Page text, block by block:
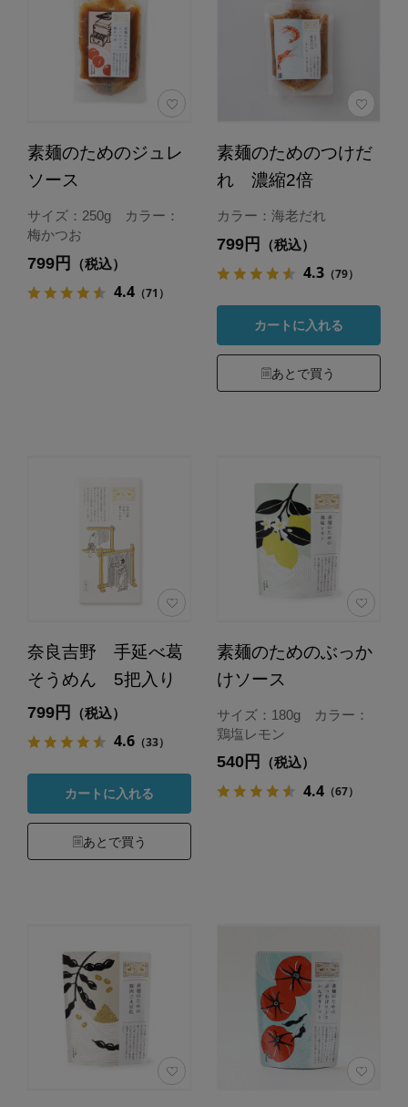
素麺のためのジュレ
ソース
サイズ：250g カラー：
梅かつお
799円 （税込）
4.4（71）
素麺のためのつけだ
れ 濃縮2倍
カラー：海老だれ
799円 （税込）
4.3（79）
カートに入れる
あとで買う
奈良吉野 手延べ葛
そうめん 5把入り
799円 （税込）
4.6（33）
カートに入れる
あとで買う
素麺のためのぶっか
けソース
サイズ：180g カラー：
鶏塩レモン
540円 （税込）
4.4（67）